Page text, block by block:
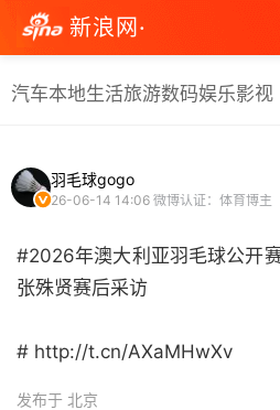
新浪网·
汽车本地生活旅游数码娱乐影视
羽毛球gogo
26-06-14 14:06 微博认证：体育博主
#2026年澳大利亚羽毛球公
张殊贤赛后采访
# http://t.cn/AXaMHwXv ​
发布于 北京